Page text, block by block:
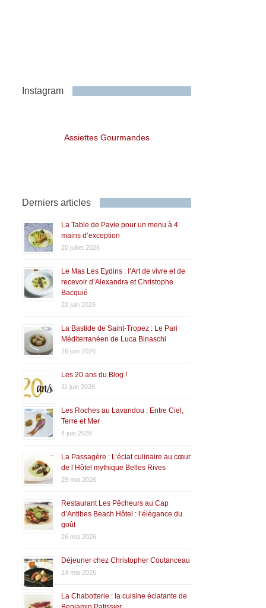
Instagram
Assiettes Gourmandes
Derniers articles
La Table de Pavie pour un menu à 4
mains d’exception
20 juillet 2026
Le Mas Les Eydins : l’Art de vivre et de
recevoir d’Alexandra et Christophe
Bacquié
22 juin 2026
La Bastide de Saint-Tropez : Le Pari
Méditerranéen de Luca Binaschi
16 juin 2026
Les 20 ans du Blog !
11 juin 2026
Les Roches au Lavandou : Entre Ciel,
Terre et Mer
4 juin 2026
La Passagère : L’éclat culinaire au cœur
de l’Hôtel mythique Belles Rives
29 mai 2026
Restaurant Les Pêcheurs au Cap
d’Antibes Beach Hôtel : l’élégance du
goût
26 mai 2026
Déjeuner chez Christopher Coutanceau
14 mai 2026
La Chabotterie : la cuisine éclatante de